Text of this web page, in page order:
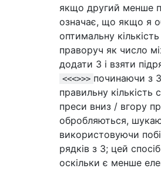
якщо другий менше
означає, що якщо я
оптимальну
праворуч як число
додати 3 і взяти
<<<>>> починаючи з
правильну кількість
преси вниз / вгору
обробляються,
використовуючи
рядків з 3; цей
оскільки є менше